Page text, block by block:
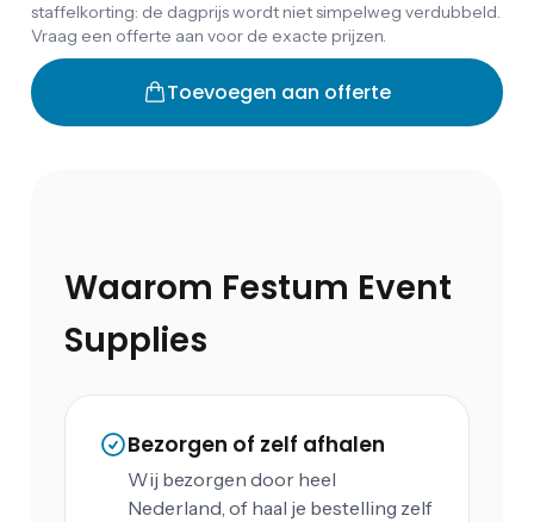
staffelkorting: de dagprijs wordt niet simpelweg verdubbeld.
Vraag een offerte aan voor de exacte prijzen.
Toevoegen aan offerte
Waarom Festum Event
Supplies
Bezorgen of zelf afhalen
Wij bezorgen door heel
Nederland, of haal je bestelling zelf